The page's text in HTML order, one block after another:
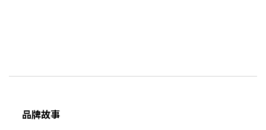
品牌故事